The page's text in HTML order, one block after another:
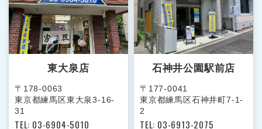
東大泉店
〒178-0063
東京都練馬区東大泉3-16-
31
TEL: 03-6904-5010
石神井公園駅前店
〒177-0041
東京都練馬区石神井町7-1-
2
TEL: 03-6913-2075